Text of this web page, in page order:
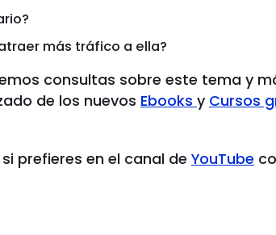
más tráfico a ella?
consultas sobre este tema y
de los nuevos Ebooks y Cursos
prefieres en el canal de YouTube